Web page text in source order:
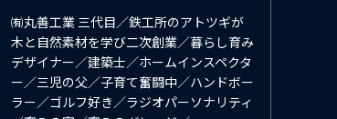
㈲丸善工業 三代目／鉄工所のアトツギが
木と自然素材を学び二次創業／暮らし育み
デザイナー／建築士／ホームインスペクタ
ー／三児の父／子育て奮闘中／ハンドボー
ラー／ゴルフ好き／ラジオパーソナリティ